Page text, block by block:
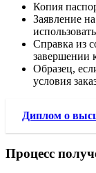
Копия
Заявление
Справка из
завершении
Образец,
условия
Диплом о
Процесс